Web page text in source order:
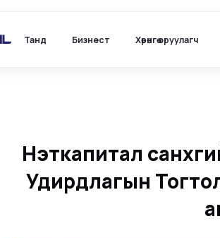
Танд Бизнест Хөрөнгө оруулагч
Нэткапитал
Удирдлагын